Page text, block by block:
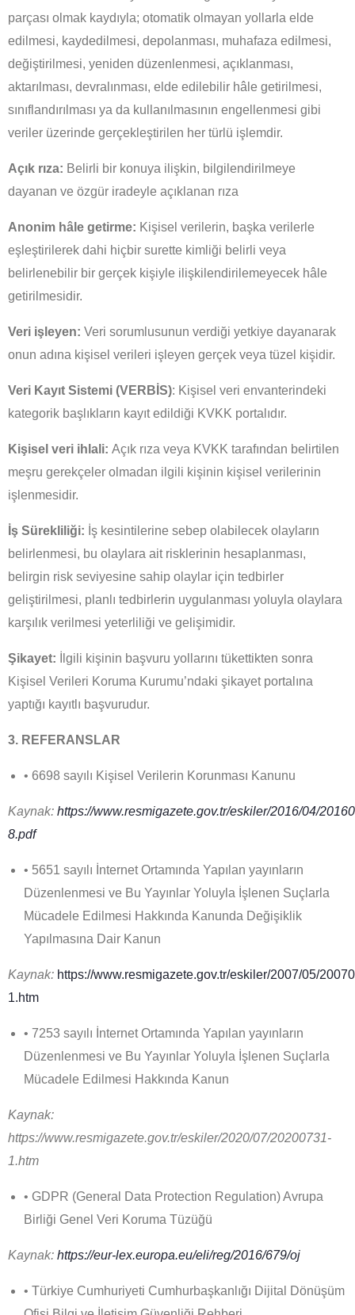
parçası olmak kaydıyla; otomatik olmayan yollarla elde
edilmesi, kaydedilmesi, depolanması, muhafaza edilmesi,
değiştirilmesi, yeniden düzenlenmesi, açıklanması,
aktarılması, devralınması, elde edilebilir hâle getirilmesi,
sınıflandırılması ya da kullanılmasının engellenmesi gibi
veriler üzerinde gerçekleştirilen her türlü işlemdir.
Açık rıza: Belirli bir konuya ilişkin, bilgilendirilmeye
dayanan ve özgür iradeyle açıklanan rıza
Anonim hâle getirme: Kişisel verilerin, başka verilerle
eşleştirilerek dahi hiçbir surette kimliği belirli veya
belirlenebilir bir gerçek kişiyle ilişkilendirilemeyecek hâle
getirilmesidir.
Veri işleyen: Veri sorumlusunun verdiği yetkiye dayanarak
onun adına kişisel verileri işleyen gerçek veya tüzel kişidir.
Veri Kayıt Sistemi (VERBİS): Kişisel veri envanterindeki
kategorik başlıkların kayıt edildiği KVKK portalıdır.
Kişisel veri ihlali: Açık rıza veya KVKK tarafından belirtilen
meşru gerekçeler olmadan ilgili kişinin kişisel verilerinin
işlenmesidir.
İş Sürekliliği: İş kesintilerine sebep olabilecek olayların
belirlenmesi, bu olaylara ait risklerinin hesaplanması,
belirgin risk seviyesine sahip olaylar için tedbirler
geliştirilmesi, planlı tedbirlerin uygulanması yoluyla olaylara
karşılık verilmesi yeterliliği ve gelişimidir.
Şikayet: İlgili kişinin başvuru yollarını tükettikten sonra
Kişisel Verileri Koruma Kurumu’ndaki şikayet portalına
yaptığı kayıtlı başvurudur.
3. REFERANSLAR
• 6698 sayılı Kişisel Verilerin Korunması Kanunu
Kaynak: https://www.resmigazete.gov.tr/eskiler/2016/04/
8.pdf
• 5651 sayılı İnternet Ortamında Yapılan yayınların
Düzenlenmesi ve Bu Yayınlar Yoluyla İşlenen Suçlarla
Mücadele Edilmesi Hakkında Kanunda Değişiklik
Yapılmasına Dair Kanun
Kaynak: https://www.resmigazete.gov.tr/eskiler/2007/05/
1.htm
• 7253 sayılı İnternet Ortamında Yapılan yayınların
Düzenlenmesi ve Bu Yayınlar Yoluyla İşlenen Suçlarla
Mücadele Edilmesi Hakkında Kanun
Kaynak:
https://www.resmigazete.gov.tr/eskiler/2020/07/20200731-
1.htm
• GDPR (General Data Protection Regulation) Avrupa
Birliği Genel Veri Koruma Tüzüğü
Kaynak: https://eur-lex.europa.eu/eli/reg/2016/679/oj
• Türkiye Cumhuriyeti Cumhurbaşkanlığı Dijital Dönüşüm